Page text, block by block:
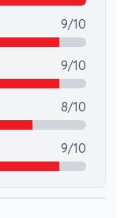
9/10
9/10
8/10
9/10